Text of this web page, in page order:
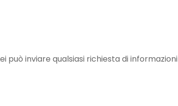
inviare qualsiasi richiesta di informazioni